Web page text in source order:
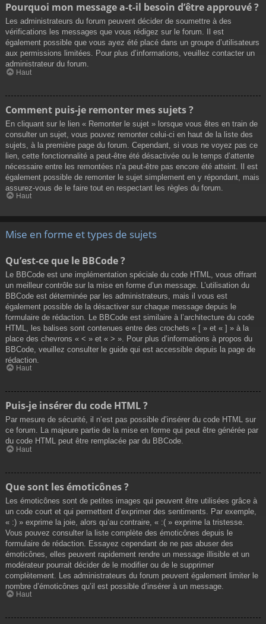
Pourquoi mon message a-t-il besoin d’être approuvé ?
Les administrateurs du forum peuvent décider de soumettre à des
vérifications les messages que vous rédigez sur le forum. Il est
également possible que vous ayez été placé dans un groupe d’utilisateurs
aux permissions limitées. Pour plus d’informations, veuillez contacter un
administrateur du forum.
Haut
Comment puis-je remonter mes sujets ?
En cliquant sur le lien « Remonter le sujet » lorsque vous êtes en train de
consulter un sujet, vous pouvez remonter celui-ci en haut de la liste des
sujets, à la première page du forum. Cependant, si vous ne voyez pas ce
lien, cette fonctionnalité a peut-être été désactivée ou le temps d’attente
nécessaire entre les remontées n’a peut-être pas encore été atteint. Il est
également possible de remonter le sujet simplement en y répondant, mais
assurez-vous de le faire tout en respectant les règles du forum.
Haut
Mise en forme et types de sujets
Qu’est-ce que le BBCode ?
Le BBCode est une implémentation spéciale du code HTML, vous offrant
un meilleur contrôle sur la mise en forme d’un message. L’utilisation du
BBCode est déterminée par les administrateurs, mais il vous est
également possible de la désactiver sur chaque message depuis le
formulaire de rédaction. Le BBCode est similaire à l’architecture du code
HTML, les balises sont contenues entre des crochets « [ » et « ] » à la
place des chevrons « < » et « > ». Pour plus d’informations à propos du
BBCode, veuillez consulter le guide qui est accessible depuis la page de
rédaction.
Haut
Puis-je insérer du code HTML ?
Par mesure de sécurité, il n’est pas possible d’insérer du code HTML sur
ce forum. La majeure partie de la mise en forme qui peut être générée par
du code HTML peut être remplacée par du BBCode.
Haut
Que sont les émoticônes ?
Les émoticônes sont de petites images qui peuvent être utilisées grâce à
un code court et qui permettent d’exprimer des sentiments. Par exemple,
« :) » exprime la joie, alors qu’au contraire, « :( » exprime la tristesse.
Vous pouvez consulter la liste complète des émoticônes depuis le
formulaire de rédaction. Essayez cependant de ne pas abuser des
émoticônes, elles peuvent rapidement rendre un message illisible et un
modérateur pourrait décider de le modifier ou de le supprimer
complètement. Les administrateurs du forum peuvent également limiter le
nombre d’émoticônes qu’il est possible d’insérer à un message.
Haut